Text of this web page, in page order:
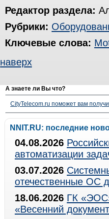
Редактор раздела:
Рубрики:
Ключевые слова:
наверх
А знаете ли Вы что?
CityTelecom.ru поможет вам
NNIT.RU: последние
04.08.2026
автоматизации
03.07.2026
отечественные ОС
18.06.2026 ГК
«Весенний